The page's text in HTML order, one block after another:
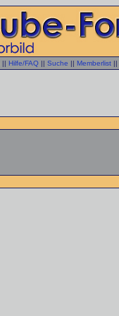
|| Hilfe/FAQ || Suche || Memberlist ||